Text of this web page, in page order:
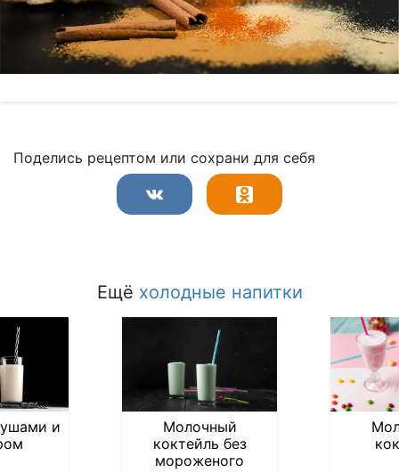
Поделись рецептом или сохрани для себя
Ещё холодные напитки
и
Молочный
коктейль без
мороженого